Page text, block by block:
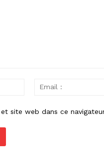
site web dans ce